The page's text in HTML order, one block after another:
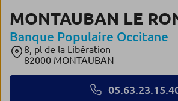
MONTAUBAN LE
Banque Populaire Occitane
8, pl de la Libération
82000 MONTAUBAN